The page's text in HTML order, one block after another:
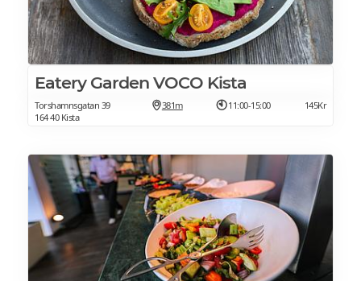
Eatery Garden VOCO Kista
Torshamnsgatan 39
164 40 Kista
381m 11:00-15:00 145Kr